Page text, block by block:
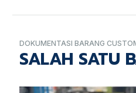
DOKUMENTASI BARANG
SALAH SATU